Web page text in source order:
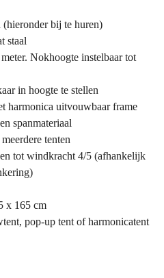
bij te huren)
staal
Nokhoogte instelbaar tot
in hoogte te stellen
harmonica uitvouwbaar frame
spanmateriaal
tenten
tot windkracht 4/5 (afhankelijk
x 165 cm
pop-up tent of harmonicatent